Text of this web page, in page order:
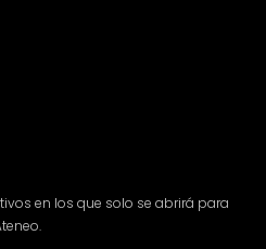
en los que solo se abrirá para